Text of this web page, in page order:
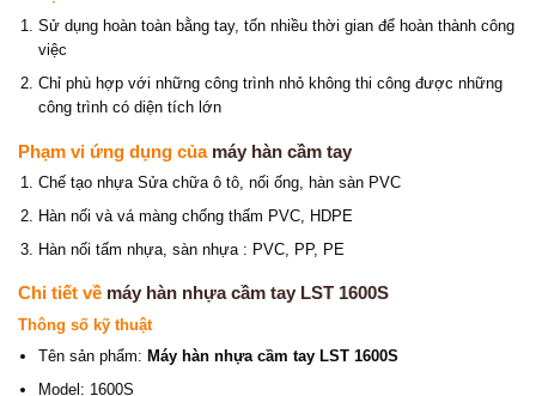
Sử dụng hoàn toàn bằng tay, tốn nhiều thời gian để hoàn thành công
việc
Chỉ phù hợp với những công trình nhỏ không thi công được những
công trình có diện tích lớn
Phạm vi ứng dụng của máy hàn cầm tay
Chế tạo nhựa Sửa chữa ô tô, nối ống, hàn sàn PVC
Hàn nối và vá màng chống thấm PVC, HDPE
Hàn nối tấm nhựa, sàn nhựa : PVC, PP, PE
Chi tiết về máy hàn nhựa cầm tay LST 1600S
Thông số kỹ thuật
Tên sản phẩm: Máy hàn nhựa cầm tay LST 1600S
Model: 1600S